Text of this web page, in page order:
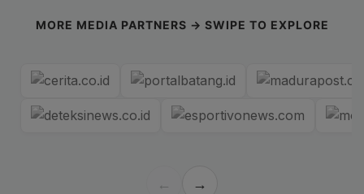
MORE MEDIA PARTNERS → SWIPE TO EXPLORE
← →